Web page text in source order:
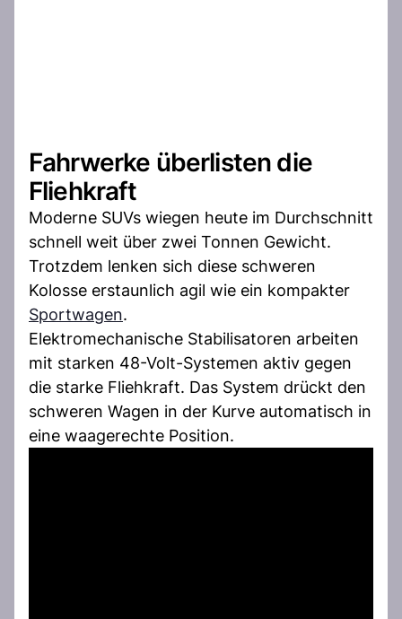
Fahrwerke überlisten die
Fliehkraft
Moderne SUVs wiegen heute im Durchschnitt
schnell weit über zwei Tonnen Gewicht.
Trotzdem lenken sich diese schweren
Kolosse erstaunlich agil wie ein kompakter
Sportwagen.
Elektromechanische Stabilisatoren arbeiten
mit starken 48-Volt-Systemen aktiv gegen
die starke Fliehkraft. Das System drückt den
schweren Wagen in der Kurve automatisch in
eine waagerechte Position.